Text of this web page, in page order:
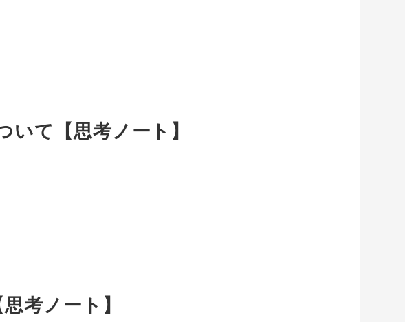
て【思考ノート】
考ノート】